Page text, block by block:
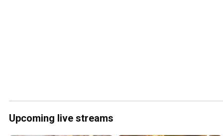
Upcoming live streams